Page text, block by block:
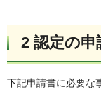
2 認定の申
下記申請書に必要な